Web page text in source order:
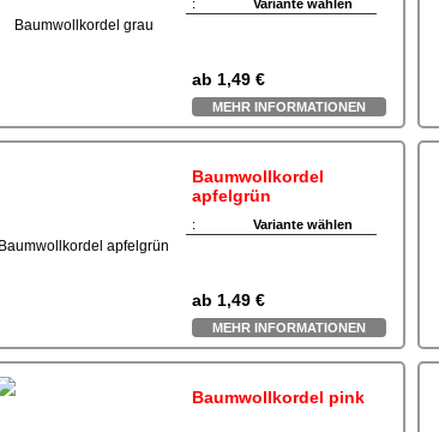
: Variante wählen
ab 1,49 €
MEHR INFORMATIONEN
Baumwollkordel
apfelgrün
: Variante wählen
ab 1,49 €
MEHR INFORMATIONEN
Baumwollkordel pink